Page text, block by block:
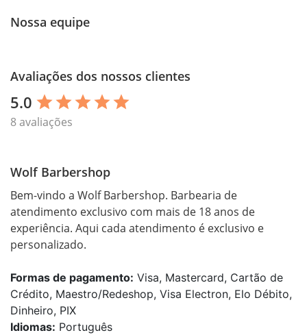
Nossa equipe
Avaliações dos nossos clientes
5.0 star star star star star
8 avaliações
Wolf Barbershop
Bem-vindo a Wolf Barbershop. Barbearia de
atendimento exclusivo com mais de 18 anos de
experiência. Aqui cada atendimento é exclusivo e
personalizado.
Formas de pagamento: Visa, Mastercard, Cartão de
Crédito, Maestro/Redeshop, Visa Electron, Elo Débito,
Dinheiro, PIX
Idiomas: Português